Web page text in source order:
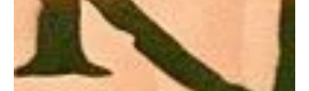
lassen solltest....